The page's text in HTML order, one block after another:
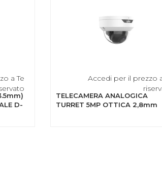
a Te
D-
Accedi per il prezzo
TELECAMERA ANALOGICA
TURRET 5MP OTTICA 2,8mm